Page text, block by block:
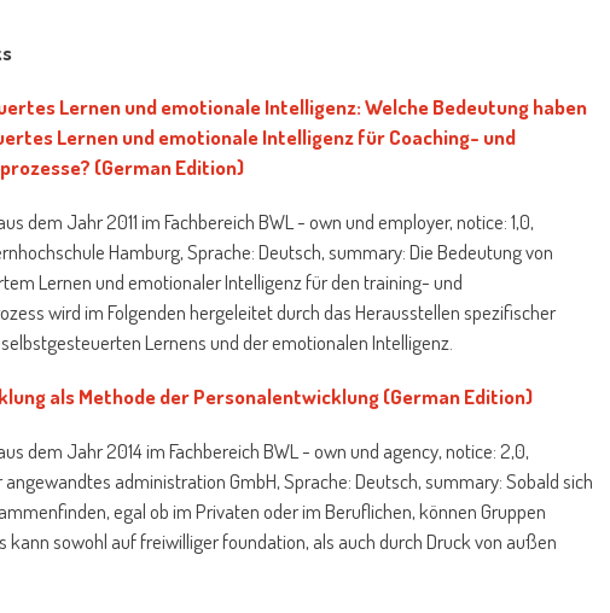
Lernen und emotionale Intelligenz: Welche Bedeutung haben
Lernen und emotionale Intelligenz für Coaching- und
(German Edition)
dem Jahr 2011 im Fachbereich BWL - own und employer, notice: 1,0,
Hamburg, Sprache: Deutsch, summary: Die Bedeutung von
Lernen und emotionaler Intelligenz für den training- und
wird im Folgenden hergeleitet durch das Herausstellen spezifischer
Lernens und der emotionalen Intelligenz.
als Methode der Personalentwicklung (German Edition)
dem Jahr 2014 im Fachbereich BWL - own und agency, notice: 2,0,
angewandtes administration GmbH, Sprache: Deutsch, summary: Sobald sich
egal ob im Privaten oder im Beruflichen, können Gruppen
kann sowohl auf freiwilliger foundation, als auch durch Druck von außen